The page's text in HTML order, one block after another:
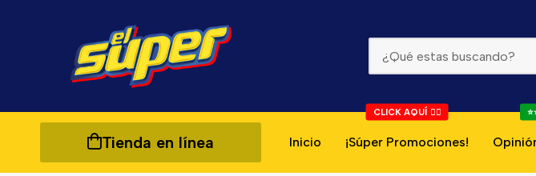
Tienda en línea Inicio ¡Súper Promociones!
CLICK AQUÍ 👇🏻